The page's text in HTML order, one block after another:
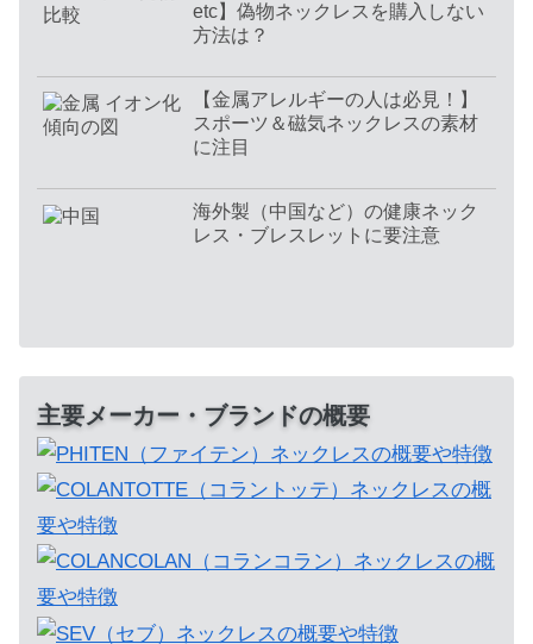
etc】偽物ネックレスを購入しない
方法は？
【金属アレルギーの人は必見！】
スポーツ＆磁気ネックレスの素材
に注目
海外製（中国など）の健康ネック
レス・ブレスレットに要注意
主要メーカー・ブランドの概要